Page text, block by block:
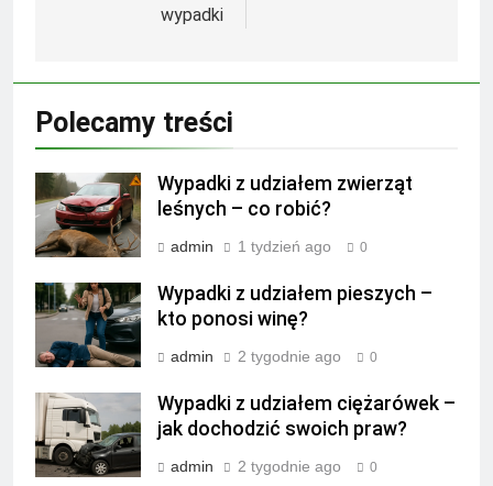
wypadki
Polecamy treści
Wypadki z udziałem zwierząt
leśnych – co robić?
admin 1 tydzień ago 0
Wypadki z udziałem pieszych –
kto ponosi winę?
admin 2 tygodnie ago 0
Wypadki z udziałem ciężarówek –
jak dochodzić swoich praw?
admin 2 tygodnie ago 0